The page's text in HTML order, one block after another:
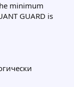
minimum
GUARD is